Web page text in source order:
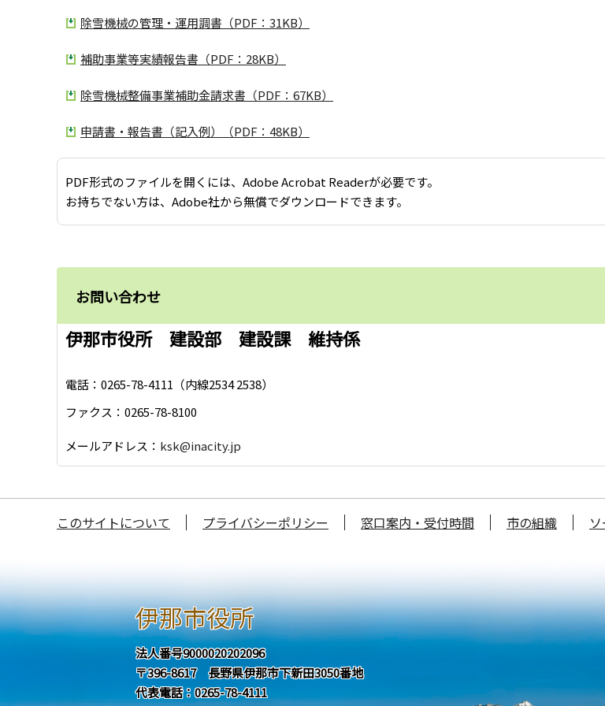
除雪機械の管理・運用調書（PDF：31KB）
補助事業等実績報告書（PDF：28KB）
除雪機械整備事業補助金請求書（PDF：67KB）
申請書・報告書（記入例）（PDF：48KB）
PDF形式のファイルを開くには、Adobe Acrobat Readerが必要です。
お持ちでない方は、Adobe社から無償でダウンロードできます。
お問い合わせ
伊那市役所 建設部 建設課 維持係
電話：0265-78-4111（内線2534 2538）
ファクス：0265-78-8100
メールアドレス： ksk@inacity.jp
このサイトについて プライバシーポリシー 窓口案内・受付時間 市の組織
伊那市役所
法人番号9000020202096
〒396-8617 長野県伊那市下新田3050番地
代表電話：0265-78-4111